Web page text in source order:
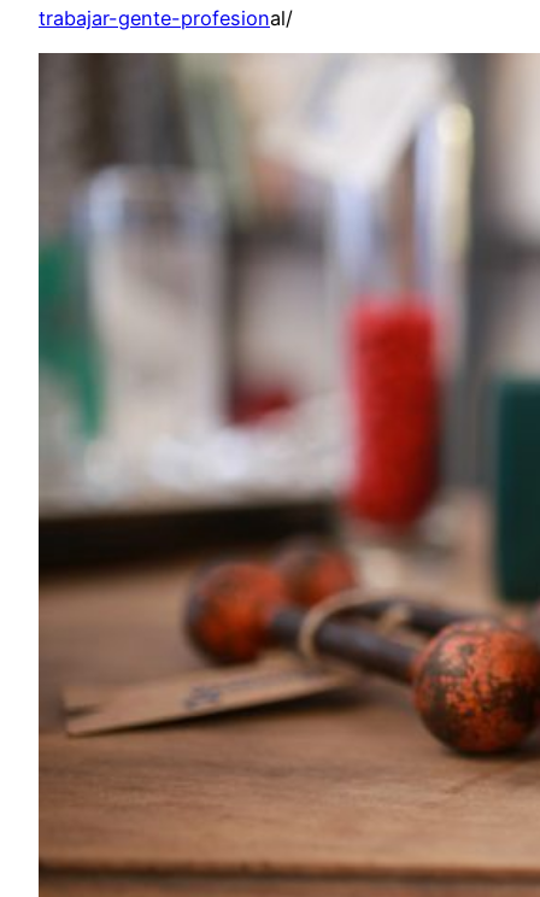
trabajar-gente-profesional/